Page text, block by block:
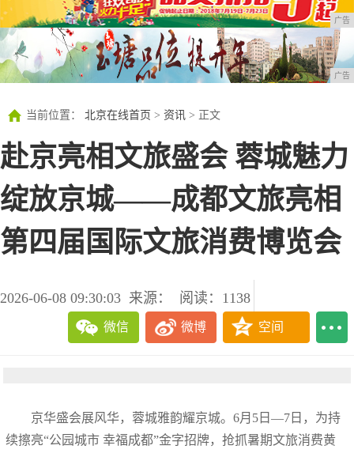
广告
广告
当前位置： 北京在线首页 > 资讯 > 正文
赴京亮相文旅盛会 蓉城魅力
绽放京城——成都文旅亮相
第四届国际文旅消费博览会
2026-06-08 09:30:03 来源： 阅读：1138
微信 微博 空间
京华盛会展风华，蓉城雅韵耀京城。6月5日—7日，为持
续擦亮“公园城市 幸福成都”金字招牌，抢抓暑期文旅消费黄